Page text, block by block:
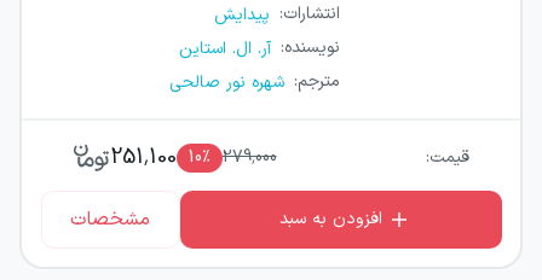
انتشارات: پیدایش
نویسنده: آر. ال. استاین
مترجم: شهره نور صالحی
قیمت: 279,000
10٪ 251,100
افزودن به سبد مشخصات